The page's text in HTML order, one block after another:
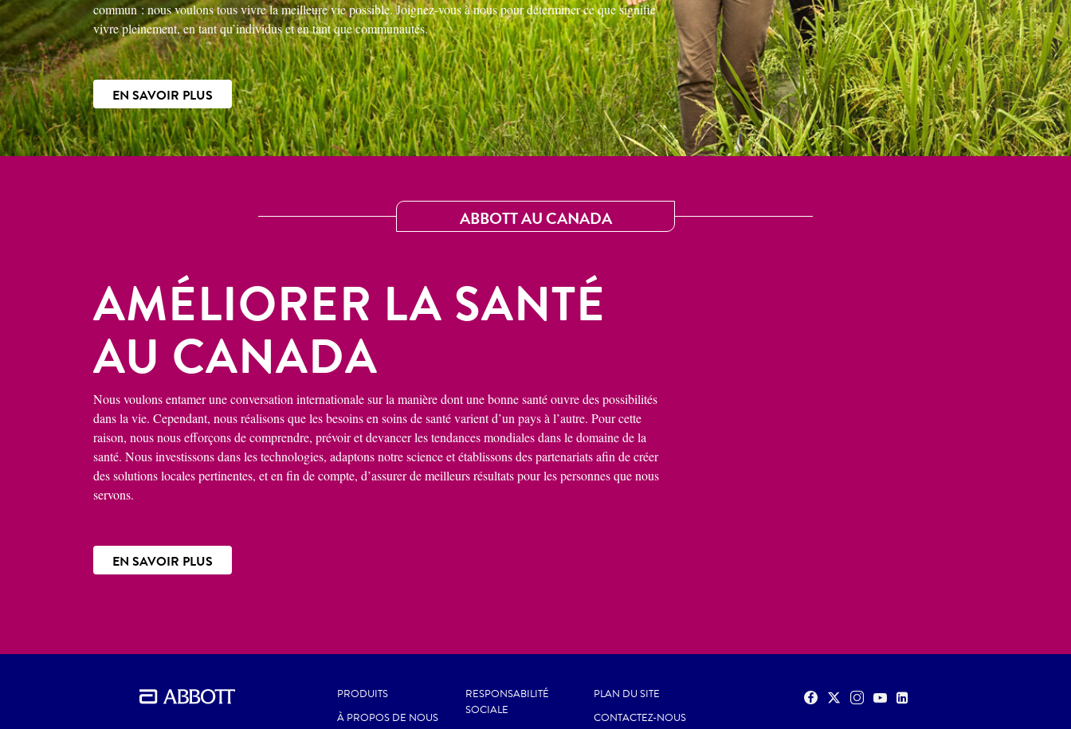
commun : nous voulons tous vivre la meilleure vie possible. Joignez-vous à nous pour déterminer ce que signifie
vivre pleinement, en tant qu’individus et en tant que communautés.
EN SAVOIR PLUS
ABBOTT AU CANADA
AMÉLIORER LA SANTÉ
AU CANADA
Nous voulons entamer une conversation internationale sur la manière dont une bonne santé ouvre des possibilités
dans la vie. Cependant, nous réalisons que les besoins en soins de santé varient d’un pays à l’autre. Pour cette
raison, nous nous efforçons de comprendre, prévoir et devancer les tendances mondiales dans le domaine de la
santé. Nous investissons dans les technologies, adaptons notre science et établissons des partenariats afin de créer
des solutions locales pertinentes, et en fin de compte, d’assurer de meilleurs résultats pour les personnes que nous
servons.
EN SAVOIR PLUS
PRODUITS
À PROPOS DE NOUS
RESPONSABILITÉ
SOCIALE
PLAN DU SITE
CONTACTEZ-NOUS